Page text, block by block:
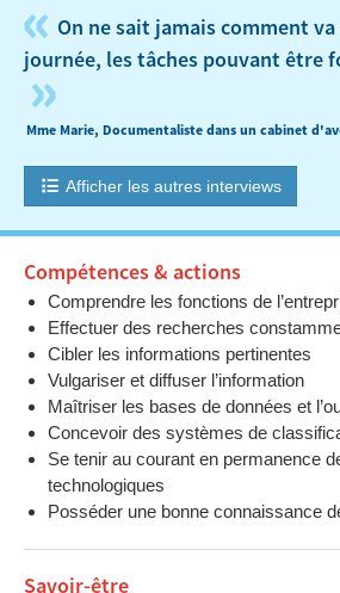
« On ne sait jamais comment
journée, les tâches pouvant être
» Mme Marie, Documentaliste dans un cabinet
Afficher les autres interviews
Compétences & actions
Comprendre les fonctions de
Effectuer des recherches
Cibler les informations pertinentes
Vulgariser et diffuser l’information
Maîtriser les bases de données et
Concevoir des systèmes de
Se tenir au courant en permanence
technologiques
Posséder une bonne connaissance
Savoir-être